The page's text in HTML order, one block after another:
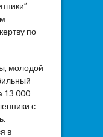
–
по
молодой
13 000
с
в